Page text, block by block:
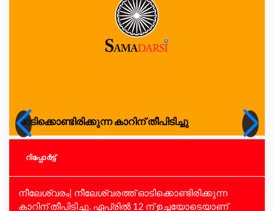
ഓടിക്കൊണ്ടിരിക്കുന്ന കാറിന് തീപിടിച്ചു
റിപ്പോര്‍ട്ട്
നീലേശ്വരം| നീലേശ്വരത്ത് ഓടിക്കൊണ്ടിരിക്കുന്ന
കാറിന് തീപിടിച്ചു. ഏപ്രിൽ 12 ന് ഉച്ചയോടെയാണ്